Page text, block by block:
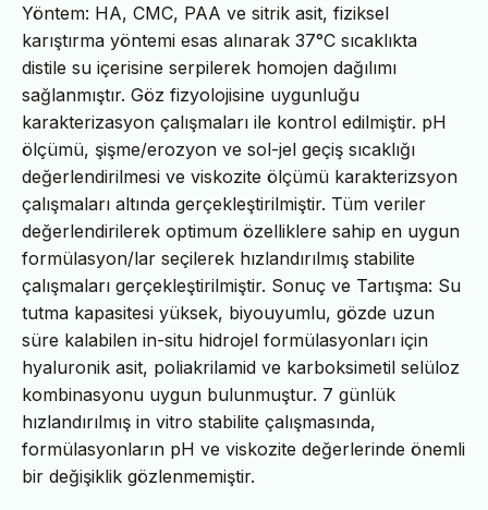
Yöntem: HA, CMC, PAA ve sitrik asit, fiziksel
karıştırma yöntemi esas alınarak 37°C sıcaklıkta
distile su içerisine serpilerek homojen dağılımı
sağlanmıştır. Göz fizyolojisine uygunluğu
karakterizasyon çalışmaları ile kontrol edilmiştir. pH
ölçümü, şişme/erozyon ve sol-jel geçiş sıcaklığı
değerlendirilmesi ve viskozite ölçümü karakterizsyon
çalışmaları altında gerçekleştirilmiştir. Tüm veriler
değerlendirilerek optimum özelliklere sahip en uygun
formülasyon/lar seçilerek hızlandırılmış stabilite
çalışmaları gerçekleştirilmiştir. Sonuç ve Tartışma: Su
tutma kapasitesi yüksek, biyouyumlu, gözde uzun
süre kalabilen in-situ hidrojel formülasyonları için
hyaluronik asit, poliakrilamid ve karboksimetil selüloz
kombinasyonu uygun bulunmuştur. 7 günlük
hızlandırılmış in vitro stabilite çalışmasında,
formülasyonların pH ve viskozite değerlerinde önemli
bir değişiklik gözlenmemiştir.